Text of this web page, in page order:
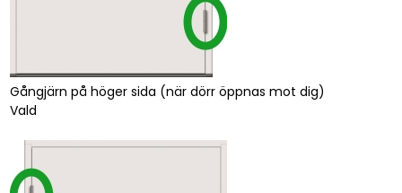
Gångjärn på höger sida (när dörr öppnas mot dig)
Vald